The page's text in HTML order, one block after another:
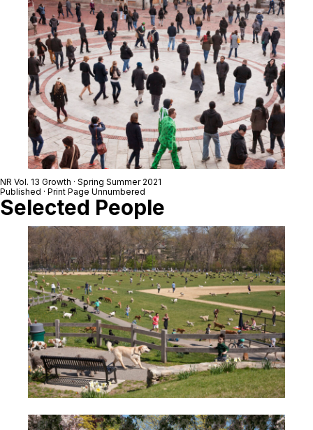
NR Vol. 13 Growth · Spring Summer 2021
Published · Print Page Unnumbered
Selected People